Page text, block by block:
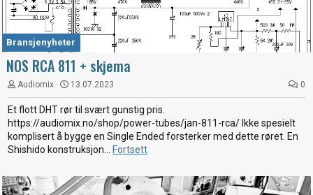
Bransjenyheter
NOS RCA 811 + skjema
Audiomix 13.07.2023 0
Et flott DHT rør til svært gunstig pris.
https://audiomix.no/shop/power-tubes/jan-811-rca/ Ikke spesielt
komplisert å bygge en Single Ended forsterker med dette røret. En
Shishido konstruksjon... Fortsett